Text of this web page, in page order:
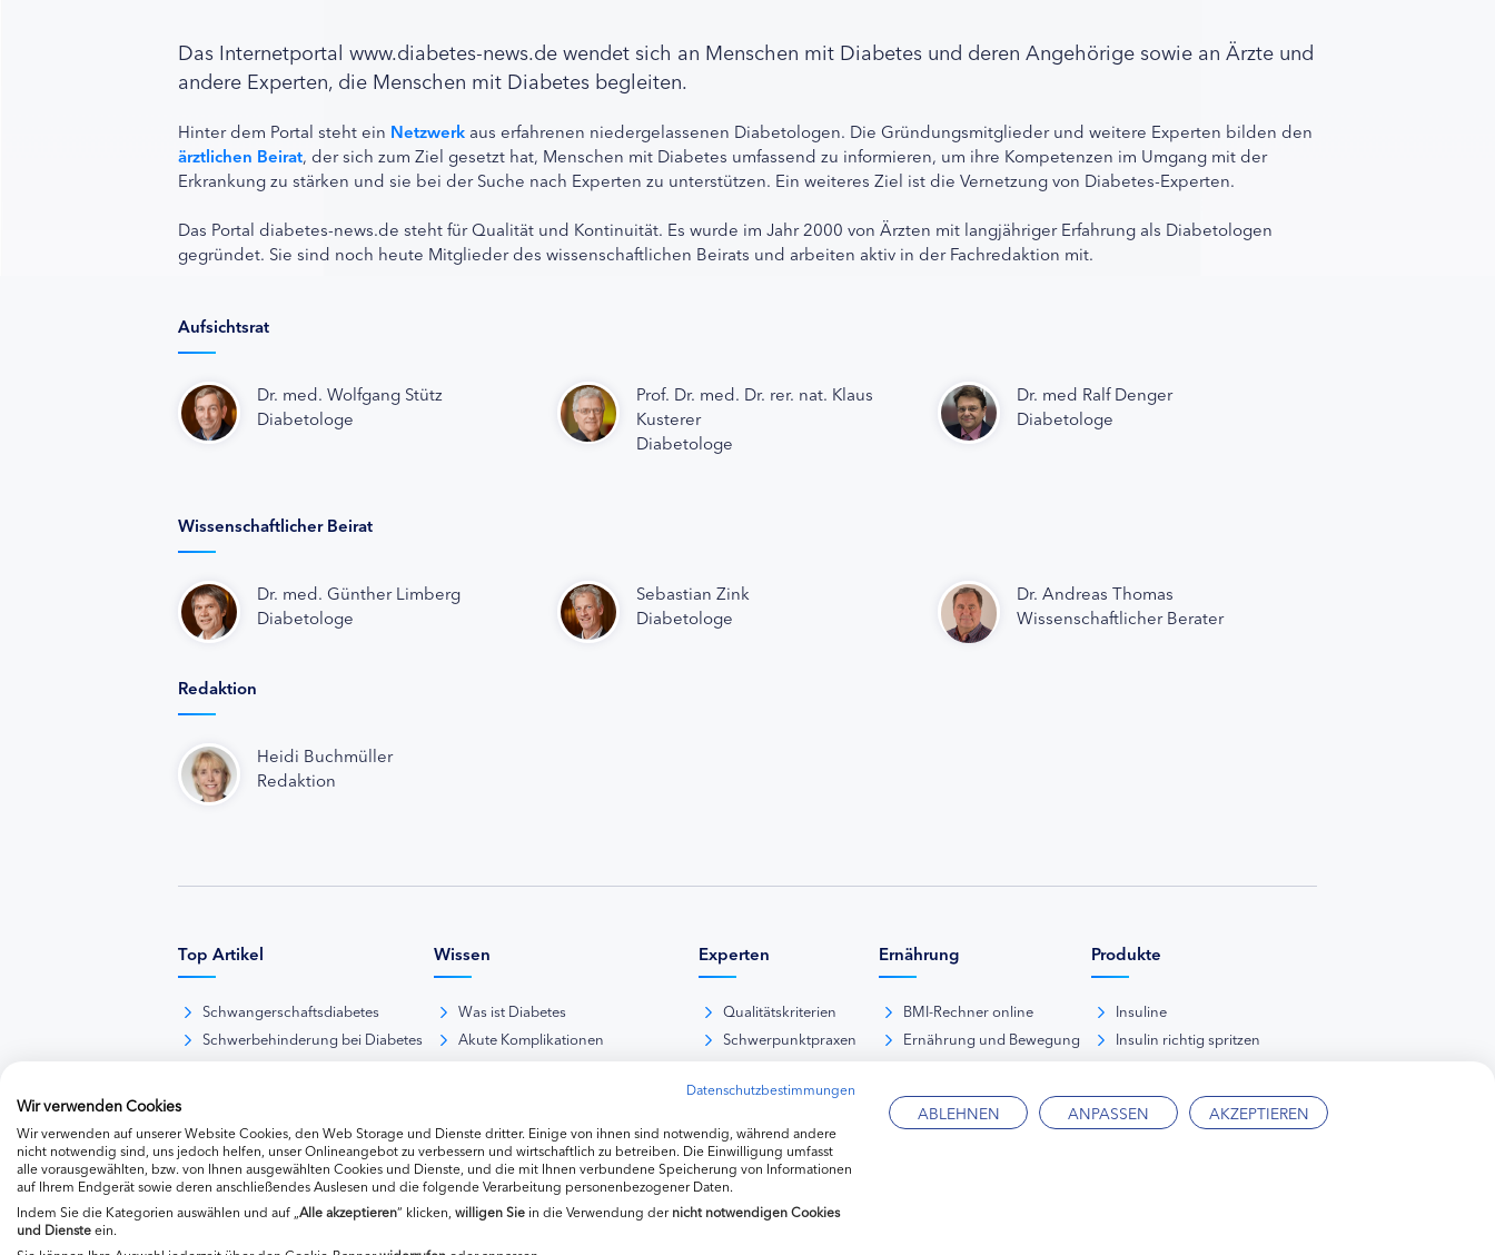
Das Internetportal www.diabetes-news.de wendet sich an Menschen mit Diabetes und deren Angehörige sowie an Ärzte und
andere Experten, die Menschen mit Diabetes begleiten.
Hinter dem Portal steht ein Netzwerk aus erfahrenen niedergelassenen Diabetologen. Die Gründungsmitglieder und weitere Experten bilden den
ärztlichen Beirat, der sich zum Ziel gesetzt hat, Menschen mit Diabetes umfassend zu informieren, um ihre Kompetenzen im Umgang mit der
Erkrankung zu stärken und sie bei der Suche nach Experten zu unterstützen. Ein weiteres Ziel ist die Vernetzung von Diabetes-Experten.
Das Portal diabetes-news.de steht für Qualität und Kontinuität. Es wurde im Jahr 2000 von Ärzten mit langjähriger Erfahrung als Diabetologen
gegründet. Sie sind noch heute Mitglieder des wissenschaftlichen Beirats und arbeiten aktiv in der Fachredaktion mit.
Aufsichtsrat
Dr. med. Wolfgang Stütz
Diabetologe
Prof. Dr. med. Dr. rer. nat. Klaus
Kusterer
Diabetologe
Dr. med Ralf Denger
Diabetologe
Wissenschaftlicher Beirat
Dr. med. Günther Limberg
Diabetologe
Sebastian Zink
Diabetologe
Dr. Andreas Thomas
Wissenschaftlicher Berater
Redaktion
Heidi Buchmüller
Redaktion
Top Artikel
Schwangerschaftsdiabetes
Schwerbehinderung bei Diabetes
Wissen
Was ist Diabetes
Akute Komplikationen
Therapie Typ-2-Diabetes
Weitere hormonelle Erkrankungen
Experten
Qualitätskriterien
Schwerpunktpraxen
Kliniken
Diabetes-Fachhändler
Ernährung
BMI-Rechner online
Ernährung und Bewegung
Lebensmittelkunde
Produkte
Insuline
Insulin richtig spritzen
Datenschutzbestimmungen
Wir verwenden Cookies
Wir verwenden auf unserer Website Cookies, den Web Storage und Dienste dritter. Einige von ihnen sind notwendig, während andere
nicht notwendig sind, uns jedoch helfen, unser Onlineangebot zu verbessern und wirtschaftlich zu betreiben. Die Einwilligung umfasst
alle vorausgewählten, bzw. von Ihnen ausgewählten Cookies und Dienste, und die mit Ihnen verbundene Speicherung von Informationen
auf Ihrem Endgerät sowie deren anschließendes Auslesen und die folgende Verarbeitung personenbezogener Daten.
Indem Sie die Kategorien auswählen und auf „ Alle akzeptieren“ klicken, willigenSie in die Verwendung dernicht notwendigen Cookies
und Diensteein.
ABLEHNEN ANPASSEN AKZEPTIEREN